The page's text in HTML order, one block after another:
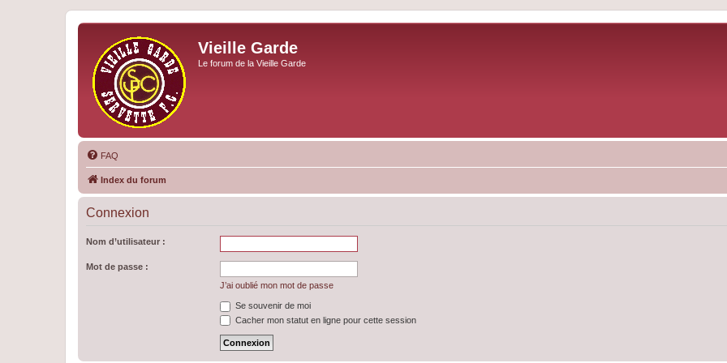
Vieille Garde
Le forum de la Vieille Garde
FAQ
Index du forum
Connexion
Nom d’utilisateur :
Mot de passe :
J’ai oublié mon mot de passe
Se souvenir de moi
Cacher mon statut en ligne pour cette session